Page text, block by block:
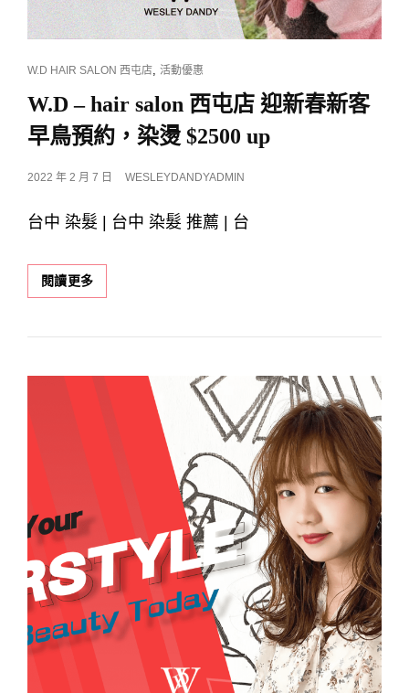
復
古
|
懂
女
生
型
斯
桑
WESLAY
HAIR
CAT
W.D HAIR SALON 西屯店, 活動優惠
W.D – hair salon 西屯店 迎新春新客
早鳥預約，染燙 $2500 up
POSTED
2022 年 2 月 7 日 WESLEYDANDYADMIN
台中 染髮 | 台中 染髮 推薦 | 台
閱讀更多W.D
–
SALON
屯
預
約，
染
$2500
UP